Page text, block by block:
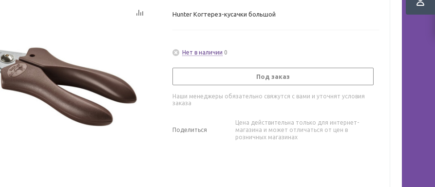
Hunter Когтерез-кусачки большой
Нет в наличии 0
Под заказ
Наши менеджеры обязательно свяжутся с вами и уточнят условия
заказа
Поделиться
Цена действительна только для интернет-
магазина и может отличаться от цен в
розничных магазинах